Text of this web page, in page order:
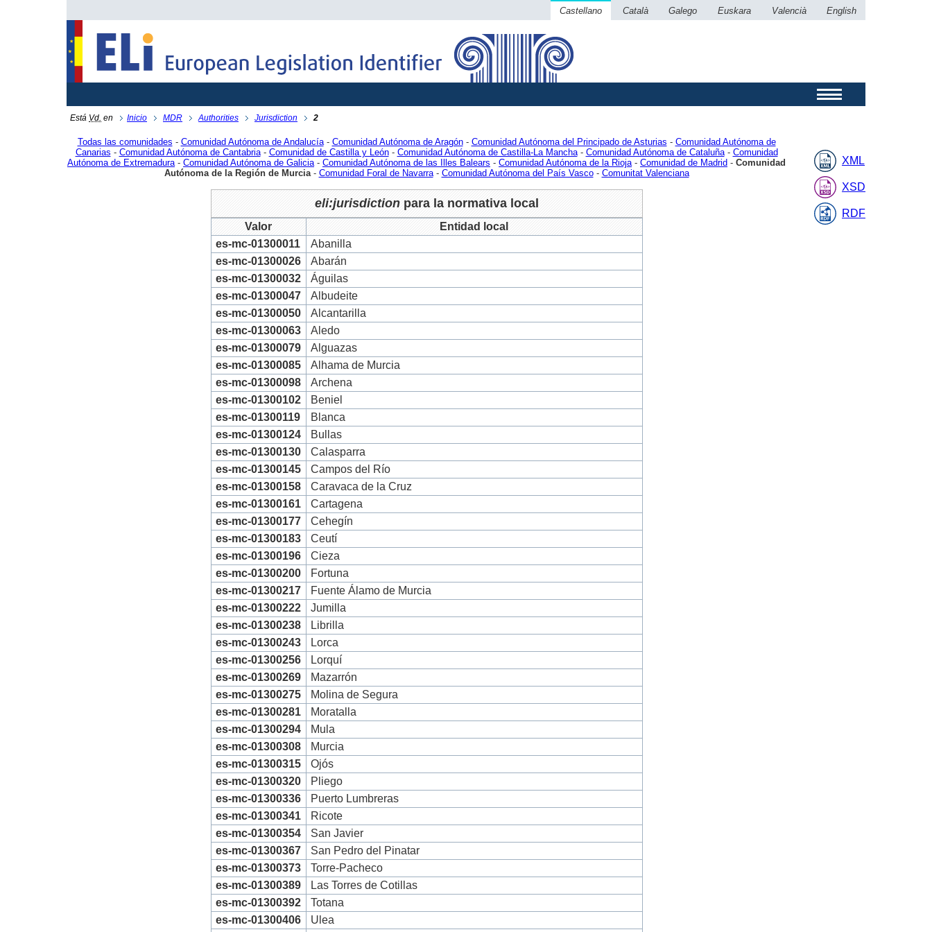
Castellano Català Galego Euskara Valencià English
Está Vd. en Inicio MDR Authorities Jurisdiction 2
XML
XSD
RDF
Todas las comunidades - Comunidad Autónoma de Andalucía- Comunidad Autónoma de Aragón- Comunidad Autónoma del Principado de Asturias - Comunidad Autónoma de
Canarias - Comunidad Autónoma de Cantabria- Comunidad de Castilla y León- Comunidad Autónoma de Castilla-La Mancha- Comunidad Autónoma de Cataluña- Comunidad
Autónoma de Extremadura- Comunidad Autónoma de Galicia- Comunidad Autónoma de las Illes Balears - Comunidad Autónoma de la Rioja- Comunidad de Madrid - Comunidad
Autónoma de la Región de Murcia- Comunidad Foral de Navarra- Comunidad Autónoma del País Vasco- Comunitat Valenciana
eli:jurisdictionpara la normativa local
Valor
Entidad local
es-mc-01300011
Abanilla
es-mc-01300026
Abarán
es-mc-01300032
Águilas
es-mc-01300047
Albudeite
es-mc-01300050
Alcantarilla
es-mc-01300063
Aledo
es-mc-01300079
Alguazas
es-mc-01300085
Alhama de Murcia
es-mc-01300098
Archena
es-mc-01300102
Beniel
es-mc-01300119
Blanca
es-mc-01300124
Bullas
es-mc-01300130
Calasparra
es-mc-01300145
Campos del Río
es-mc-01300158
Caravaca de la Cruz
es-mc-01300161
Cartagena
es-mc-01300177
Cehegín
es-mc-01300183
Ceutí
es-mc-01300196
Cieza
es-mc-01300200
Fortuna
es-mc-01300217
Fuente Álamo de Murcia
es-mc-01300222
Jumilla
es-mc-01300238
Librilla
es-mc-01300243
Lorca
es-mc-01300256
Lorquí
es-mc-01300269
Mazarrón
es-mc-01300275
Molina de Segura
es-mc-01300281
Moratalla
es-mc-01300294
Mula
es-mc-01300308
Murcia
es-mc-01300315
Ojós
es-mc-01300320
Pliego
es-mc-01300336
Puerto Lumbreras
es-mc-01300341
Ricote
es-mc-01300354
San Javier
es-mc-01300367
San Pedro del Pinatar
es-mc-01300373
Torre-Pacheco
es-mc-01300389
Las Torres de Cotillas
es-mc-01300392
Totana
es-mc-01300406
Ulea